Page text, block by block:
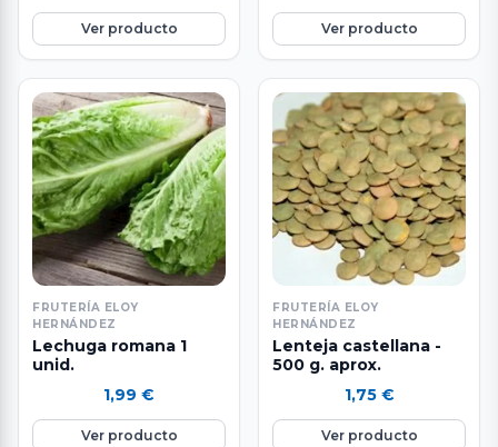
Ver producto Ver producto
FRUTERÍA ELOY
HERNÁNDEZ
Lechuga romana 1
unid.
1,99 €
Ver producto
FRUTERÍA ELOY
HERNÁNDEZ
Lenteja castellana -
500 g. aprox.
1,75 €
Ver producto